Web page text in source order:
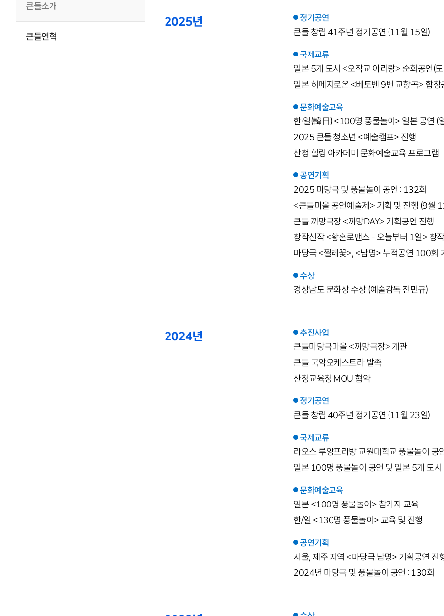
큰들소개
큰들연혁
2025년 정기공연
큰들 창립 41주년 정기공연 (11월 15일)
국제교류
일본 5개 도시 <오작교 아리랑> 순회공연(
일본 히메지로온 <베토벤 9번 교향곡> 합
문화예술교육
한·일(韓日) <100명 풍물놀이> 일본 공연 (
2025 큰들 청소년 <예술캠프> 진행
산청 힐링 아카데미 문화예술교육 프로그램
공연기획
2025 마당극 및 풍물놀이 공연 : 132회
<큰들마을 공연예술제> 기획 및 진행 (9월
큰들 까망극장 <까망DAY> 기획공연 진행
창작신작 <황혼로맨스 - 오늘부터 1일> 창
마당극 <찔레꽃>, <남명> 누적공연 100회
수상
경상남도 문화상 수상 (예술감독 전민규)
2024년 추진사업
큰들마당극마을 <까망극장> 개관
큰들 국악오케스트라 발족
산청교육청 MOU 협약
정기공연
큰들 창립 40주년 정기공연 (11월 23일)
국제교류
라오스 루앙프라방 교원대학교 풍물놀이 공
일본 100명 풍물놀이 공연 및 일본 5개 도
문화예술교육
일본 <100명 풍물놀이> 참가자 교육
한/일 <130명 풍물놀이> 교육 및 진행
공연기획
서울, 제주 지역 <마당극 남명> 기획공연 진
2024년 마당극 및 풍물놀이 공연 : 130회